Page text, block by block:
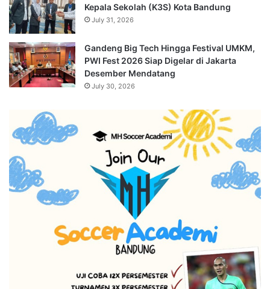
Kepala Sekolah (K3S) Kota Bandung
July 31, 2026
Gandeng Big Tech Hingga Festival UMKM,
PWI Fest 2026 Siap Digelar di Jakarta
Desember Mendatang
July 30, 2026